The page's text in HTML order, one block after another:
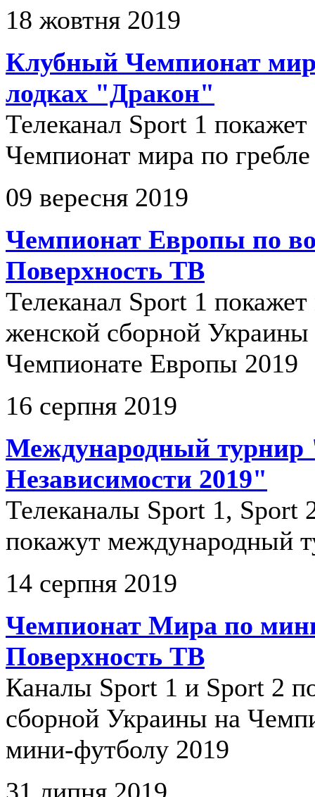
18 жовтня 2019
Клубный Чемпионат
лодках "Дракон"
Телеканал Sport 1
Чемпионат мира по
09 вересня 2019
Чемпионат Европы по
Поверхность ТВ
Телеканал Sport 1
женской сборной Украины
Чемпионате Европы 2019
16 серпня 2019
Международный турнир
Независимости 2019"
Телеканалы Sport 1, Sport
покажут международный
14 серпня 2019
Чемпионат Мира по
Поверхность ТВ
Каналы Sport 1 и Sport 2
сборной Украины на
мини-футболу 2019